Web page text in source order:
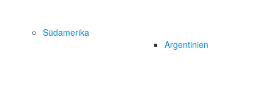
Südamerika
Argentinien